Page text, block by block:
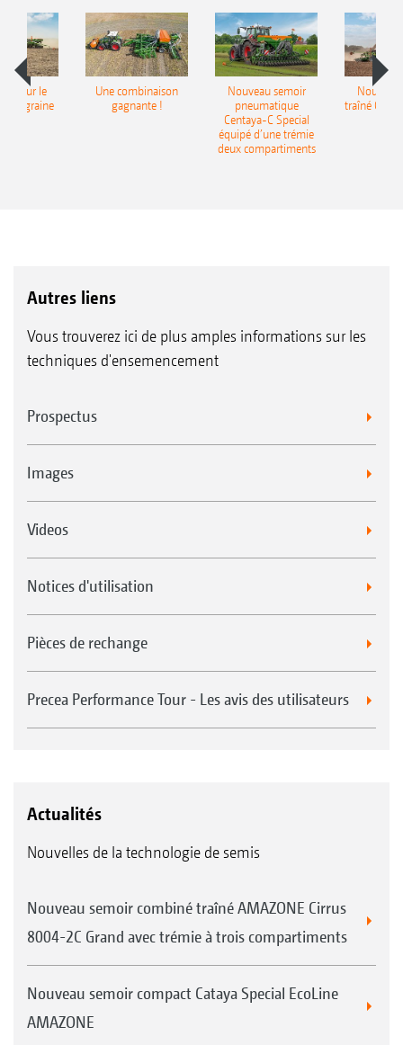
pour le
Une combinaison
gagnante !
Nouveau semoir
pneumatique
Centaya-C Special
équipé d’une trémie
deux compartiments
traîné
Autres liens
Vous trouverez ici de plus amples informations sur les
techniques d'ensemencement
Prospectus
Images
Videos
Notices d'utilisation
Pièces de rechange
Precea Performance Tour - Les avis des utilisateurs
Actualités
Nouvelles de la technologie de semis
Nouveau semoir combiné traîné AMAZONE Cirrus
8004-2C Grand avec trémie à trois compartiments
Nouveau semoir compact Cataya Special EcoLine
AMAZONE